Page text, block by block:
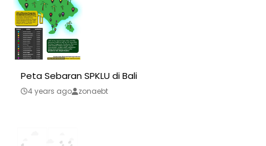
Peta Sebaran SPKLU di Bali
4 years ago zonaebt